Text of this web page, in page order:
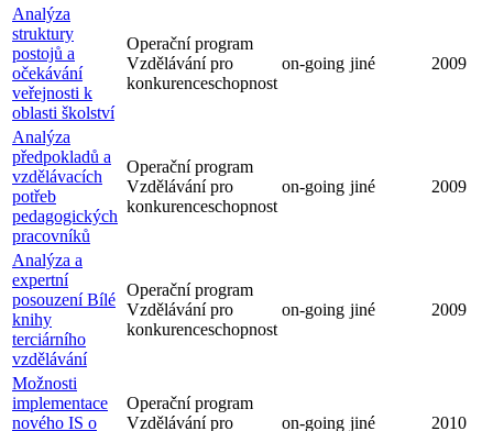
Analýza
struktury
postojů a
očekávání
veřejnosti k
oblasti školství
Operační program
Vzdělávání pro
konkurenceschopnost
on-going jiné 2009
Analýza
předpokladů a
vzdělávacích
potřeb
pedagogických
pracovníků
Operační program
Vzdělávání pro
konkurenceschopnost
on-going jiné 2009
Analýza a
expertní
posouzení Bílé
knihy
terciárního
vzdělávání
Operační program
Vzdělávání pro
konkurenceschopnost
on-going jiné 2009
Možnosti
implementace
nového IS o
Operační program
Vzdělávání pro
on-going jiné 2010